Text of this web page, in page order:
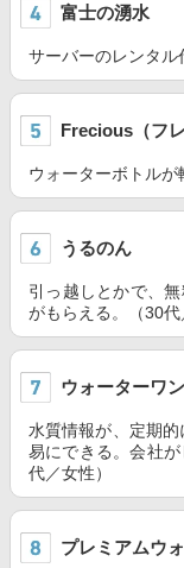
富士の湧水
サーバーのレンタル
Frecious（フレ
ウォーターボトルが
うるのん
引っ越しとかで、
がもらえる。（30代
ウォーターワン
水質情報が、定期
易にできる。会社
代／女性）
プレミアムウ